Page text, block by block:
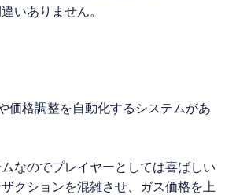
いありません。
価格調整を自動化するシステムがあ
なのでプレイヤーとしては喜ばしい
クションを混雑させ、ガス価格を上